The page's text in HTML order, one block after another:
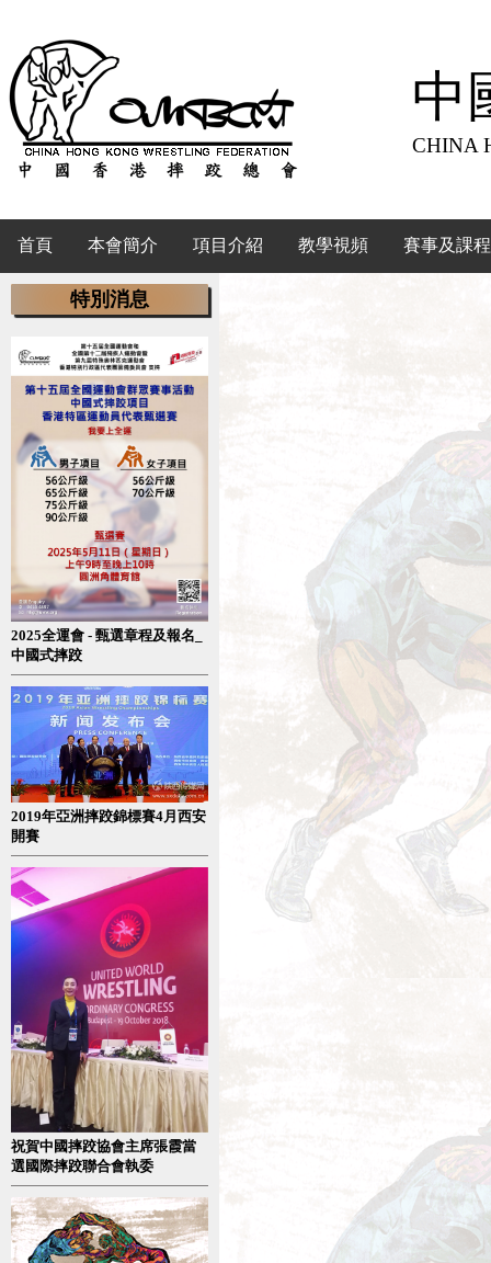
中
CHINA
首頁 本會簡介 項目介紹 教學視頻 賽事及課程
特別消息
2025全運會 - 甄選章程及報名_
中國式摔跤
2019年亞洲摔跤錦標賽4月西安
開賽
祝賀中國摔跤協會主席張霞當
選國際摔跤聯合會執委